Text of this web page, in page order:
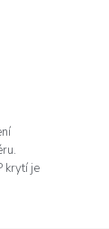
krytí je